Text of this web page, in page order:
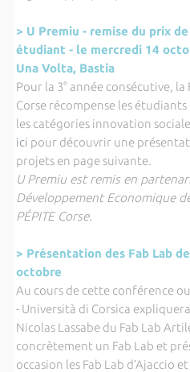
> U Premiu - remise du prix
étudiant - le mercredi 14
Una Volta, Bastia
Pour la 3° année consécutive,
Corse récompense les
les catégories innovation
ici pour découvrir une
projets en page suivante.
U Premiu est remis en
Développement Economique
PÉPITE Corse.
> Présentation des Fab Lab
octobre
Au cours de cette conférence
- Università di Corsica
Nicolas Lassabe du Fab Lab
concrètement un Fab Lab et
occasion les Fab Lab d’Ajaccio